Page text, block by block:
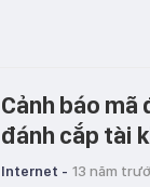
Cảnh báo
đánh cắp tài
Internet - 13 năm